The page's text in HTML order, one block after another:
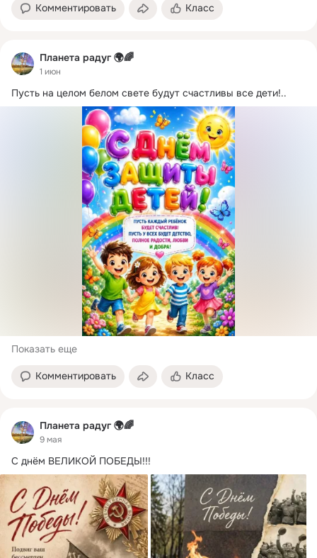
Комментировать Класс
Планета радуг 🌍🌈
1 июн
Пусть на целом белом свете будут счастливы все дети!..
Показать еще
Комментировать Класс
Планета радуг 🌍🌈
9 мая
С днём ВЕЛИКОЙ ПОБЕДЫ!!!